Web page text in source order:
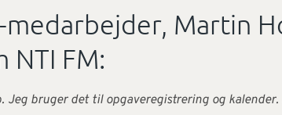
medarbejder, Martin
NTI FM:
Jeg bruger det til opgaveregistrering og